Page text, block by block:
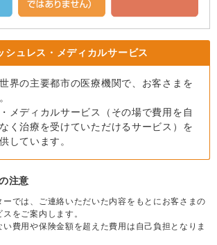
シュレス・メディカルサービス
界の主要都市の医療機関で、お客さまを
メディカルサービス（その場で費用を自
く治療を受けていただけるサービス）を
しています。
注意
ーでは、ご連絡いただいた内容をもとにお客さまの
をご案内します。
費用や保険金額を超えた費用は自己負担となりま